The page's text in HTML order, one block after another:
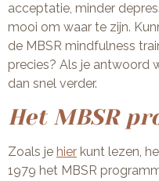
acceptatie, minder
mooi om waar te zijn.
de MBSR mindfulness
precies? Als je antwoord
dan snel verder.
Het MBSR
Zoals je hier kunt lezen,
1979 het MBSR